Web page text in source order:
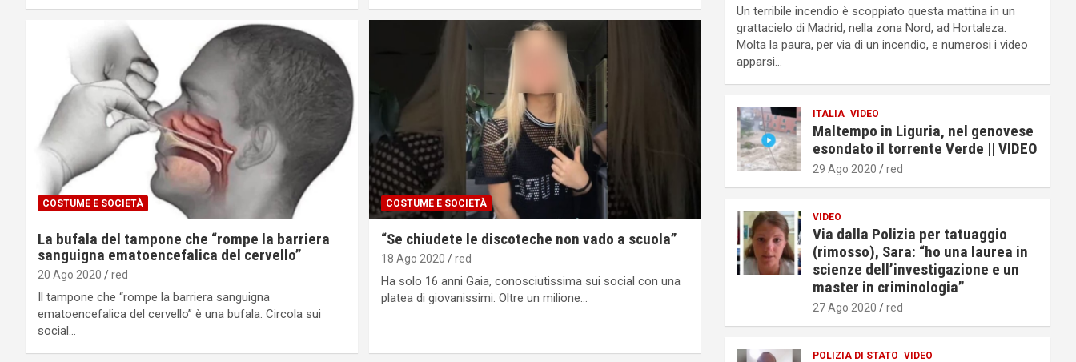
COSTUME E SOCIETÀ
La bufala del tampone che “rompe la barriera
sanguigna ematoencefalica del cervello”
20 Ago 2020 red
Il tampone che “rompe la barriera sanguigna
ematoencefalica del cervello” è una bufala. Circola sui
social…
COSTUME E SOCIETÀ
“Se chiudete le discoteche non vado a scuola”
18 Ago 2020 red
Ha solo 16 anni Gaia, conosciutissima sui social con una
platea di giovanissimi. Oltre un milione…
Un terribile incendio è scoppiato questa mattina in un
grattacielo di Madrid, nella zona Nord, ad Hortaleza.
Molta la paura, per via di un incendio, e numerosi i video
apparsi…
ITALIA VIDEO
Maltempo in Liguria, nel genovese
esondato il torrente Verde || VIDEO
29 Ago 2020 red
VIDEO
Via dalla Polizia per tatuaggio
(rimosso), Sara: “ho una laurea in
scienze dell’investigazione e un
master in criminologia”
27 Ago 2020 red
POLIZIA DI STATO VIDEO